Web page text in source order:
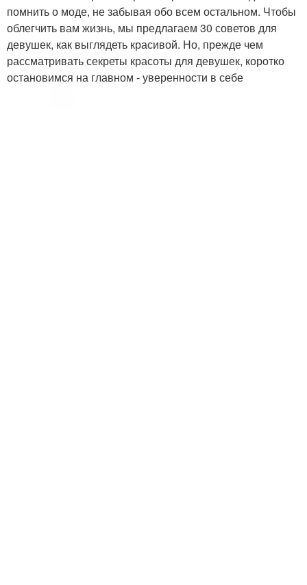
помнить о моде, не забывая обо всем остальном. Чтобы
облегчить вам жизнь, мы предлагаем 30 советов для
девушек, как выглядеть красивой. Но, прежде чем
рассматривать секреты красоты для девушек, коротко
остановимся на главном - уверенности в себе